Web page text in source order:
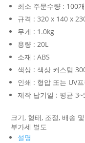
최소 주문수량 : 100개
규격 : 320 x 140 x
무게 : 1.0kg
용량 : 20L
소재 : ABS
색상 : 색상 커스텀
인쇄 : 형압 또는 UV
제작 납기일 : 평균
크기, 형태, 조정, 배송
부가세 별도
설명